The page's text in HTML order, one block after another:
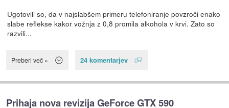
Ugotovili so, da v najslabšem primeru telefoniranje povzroči enako
slabe reflekse kakor vožnja z 0,8 promila alkohola v krvi. Zato so
razvili...
Preberi več » 24 komentarjev
Prihaja nova revizija GeForce GTX 590